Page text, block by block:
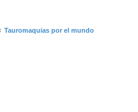
Tauromaquias por el mundo